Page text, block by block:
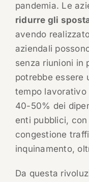
pandemia. Le
ridurre gli
avendo
aziendali
senza riunioni in
potrebbe essere
tempo
40-50% dei
enti pubblici,
congestione
inquinamento,
Da questa